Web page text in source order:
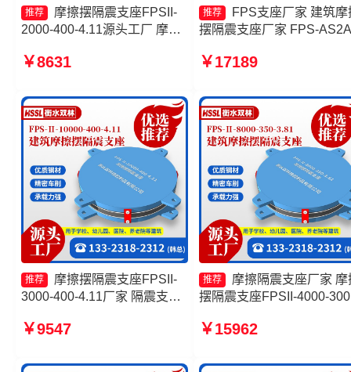
推荐
摩擦摆隔震支座FPSII-
2000-400-4.11源头工厂 摩擦
摩擦隔震支座生产厂家一套源
厂家
￥8631
推荐
FPS支座厂家 建筑摩
摆隔震支座厂家 FPS-
FPSII-5000-400-4.11源头
￥17189
推荐
摩擦摆隔震支座FPSII-
3000-400-4.11厂家 隔震支座
厂 摩擦摆隔振支座源头工厂
350-3.81
￥9547
推荐
摩擦隔震支座厂家 摩
摆隔震支座FPSII-4000-
震支座一个多少钱 摩擦支
￥15962